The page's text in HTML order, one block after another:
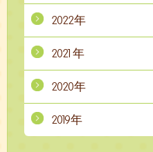
2022年
2021年
2020年
2019年